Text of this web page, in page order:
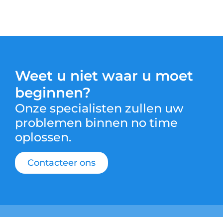
Weet u niet waar u moet
beginnen?
Onze specialisten zullen uw
problemen binnen no time
oplossen.
Contacteer ons